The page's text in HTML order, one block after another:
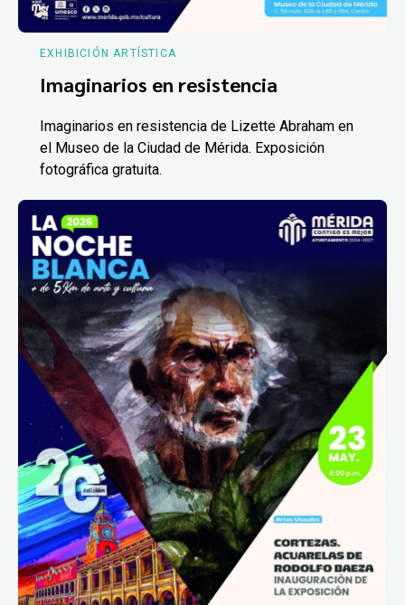
EXHIBICIÓN ARTÍSTICA
Imaginarios en resistencia
Imaginarios en resistencia de Lizette Abraham en
el Museo de la Ciudad de Mérida. Exposición
fotográfica gratuita.